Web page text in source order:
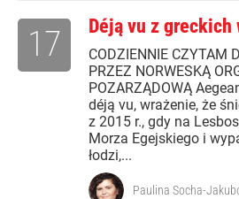
Déją vu z greckich
CODZIENNIE CZYTAM
PRZEZ NORWESKĄ
POZARZĄDOWĄ
déją vu, wrażenie, że
z 2015 r., gdy na
Morza Egejskiego i
łodzi,...
17
Paulina Socha-